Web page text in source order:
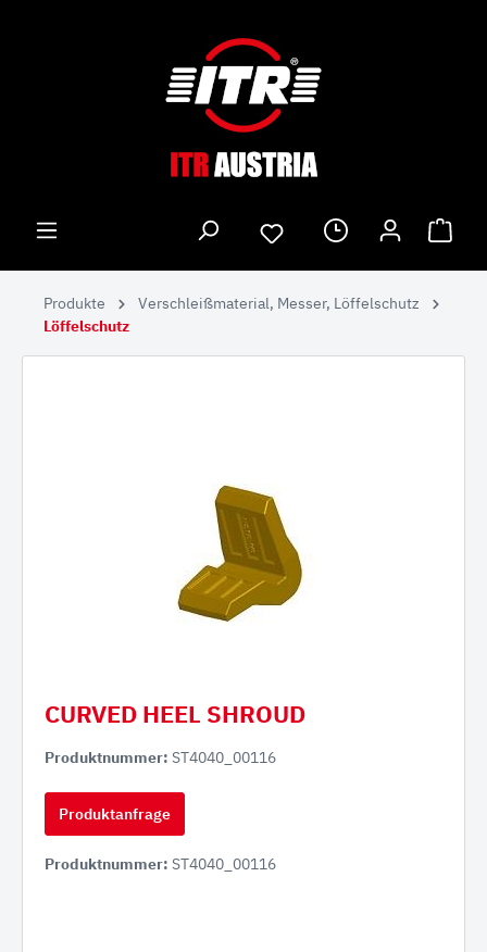
Produkte
Verschleißmaterial, Messer, Löffelschutz
Löffelschutz
CURVED HEEL SHROUD
Produktnummer: ST4040_00116
Produktanfrage
Produktnummer: ST4040_00116